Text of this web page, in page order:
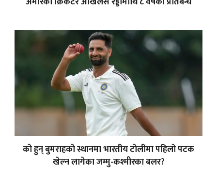
को हुन् बुमराहको स्थानमा भारतीय टोलीमा पहिलो पटक
खेल्न लागेका जम्मु-कश्मीरका बलर?